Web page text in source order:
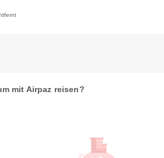
mit Airpaz reisen?